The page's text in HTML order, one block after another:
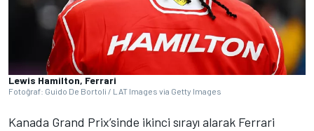
Lewis Hamilton, Ferrari
Fotoğraf: Guido De Bortoli / LAT Images via Getty Images
Kanada Grand Prix’sinde ikinci sırayı alarak Ferrari